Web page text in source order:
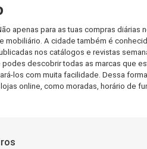
apenas para as tuas compras
A cidade também é
nos catálogos e revistas
descobrir todas as marcas que
los com muita facilidade. Dessa
online, como moradas, horário de